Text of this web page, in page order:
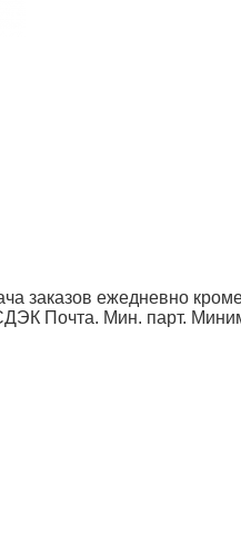
ежедневно
Почта. Мин. парт.